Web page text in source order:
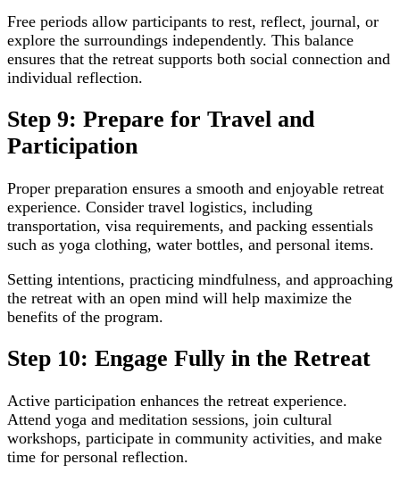
Free periods allow participants to rest, reflect, journal, or
explore the surroundings independently. This balance
ensures that the retreat supports both social connection and
individual reflection.
Step 9: Prepare for Travel and
Participation
Proper preparation ensures a smooth and enjoyable retreat
experience. Consider travel logistics, including
transportation, visa requirements, and packing essentials
such as yoga clothing, water bottles, and personal items.
Setting intentions, practicing mindfulness, and approaching
the retreat with an open mind will help maximize the
benefits of the program.
Step 10: Engage Fully in the Retreat
Active participation enhances the retreat experience.
Attend yoga and meditation sessions, join cultural
workshops, participate in community activities, and make
time for personal reflection.